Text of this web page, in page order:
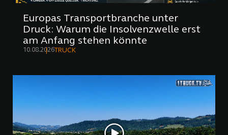
Europas Transportbranche unter
Druck: Warum die Insolvenzwelle erst
am Anfang stehen könnte
10.08.2026TRUCK